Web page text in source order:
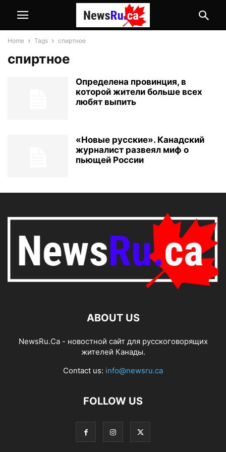
Home Tags спиртное
спиртное
Определена провинция, в
которой жители больше всех
любят выпить
«Новые русские». Канадский
журналист развеял миф о
пьющей России
ABOUT US
NewsRu.Ca - новостной сайт для русскоговорящих
жителей Канады.
Contact us: info@newsru.ca
FOLLOW US